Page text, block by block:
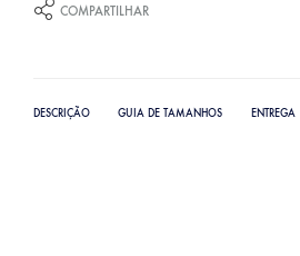
COMPARTILHAR
DESCRIÇÃO GUIA DE TAMANHOS ENTREGA